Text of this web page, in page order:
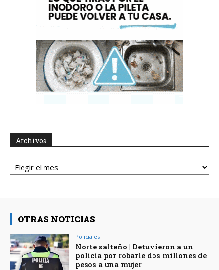
Archivos
Archivos
OTRAS NOTICIAS
Policiales
Norte salteño | Detuvieron a un
policía por robarle dos millones de
pesos a una mujer